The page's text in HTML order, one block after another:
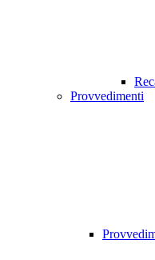
Provvedimenti